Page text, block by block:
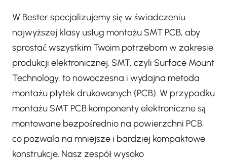
W Bester specjalizujemy się w świadczeniu
najwyższej klasy usług montażu SMT PCB, aby
sprostać wszystkim Twoim potrzebom w zakresie
produkcji elektronicznej. SMT, czyli Surface Mount
Technology, to nowoczesna i wydajna metoda
montażu płytek drukowanych (PCB). W przypadku
montażu SMT PCB komponenty elektroniczne są
montowane bezpośrednio na powierzchni PCB,
co pozwala na mniejsze i bardziej kompaktowe
konstrukcje. Nasz zespół wysoko